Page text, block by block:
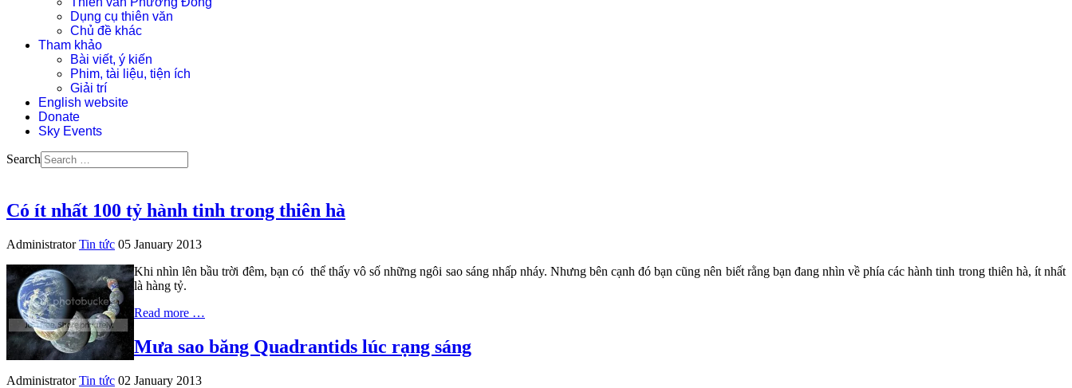
Dụng cụ thiên văn
Chủ đề khác
Tham khảo
Bài viết, ý kiến
Phim, tài liệu, tiện ích
Giải trí
English website
Donate
Sky Events
Search
Có ít nhất 100 tỷ hành tinh trong thiên hà
Administrator Tin tức 05 January 2013
Khi nhìn lên bầu trời đêm, bạn có thể thấy vô số những ngôi sao sáng nhấp nháy. Nhưng bên cạnh đó bạn cũng nên biết rằng bạn đang nhìn về phía các hành tinh trong thiên hà, ít nhất
là hàng tỷ.
Read more …
Mưa sao băng Quadrantids lúc rạng sáng
Administrator Tin tức 02 January 2013